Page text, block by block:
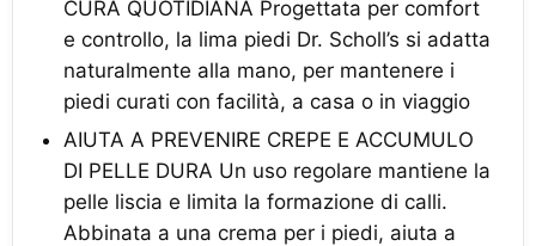
CURA QUOTIDIANA Progettata per comfort
e controllo, la lima piedi Dr. Scholl’s si adatta
naturalmente alla mano, per mantenere i
piedi curati con facilità, a casa o in viaggio
AIUTA A PREVENIRE CREPE E ACCUMULO
DI PELLE DURA Un uso regolare mantiene la
pelle liscia e limita la formazione di calli.
Abbinata a una crema per i piedi, aiuta a